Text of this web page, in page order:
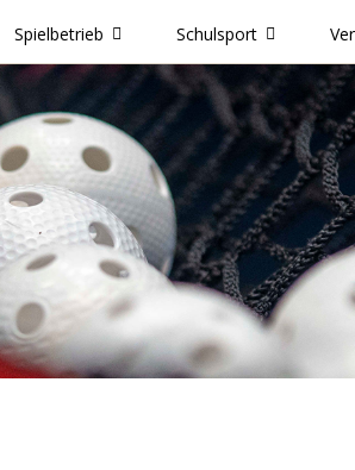
Spielbetrieb Schulsport